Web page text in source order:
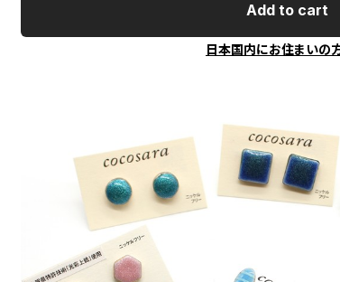
Add to cart
日本国内にお住まいの